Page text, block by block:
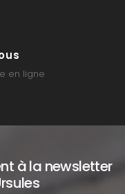
en ligne
à la newsletter